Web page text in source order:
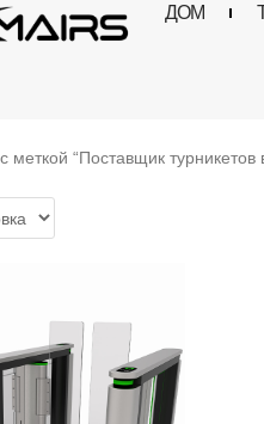
ДОМ
меткой “Поставщик турникетов